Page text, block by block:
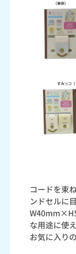
コードを束
ンドセルに
な用途に使
お気に入り